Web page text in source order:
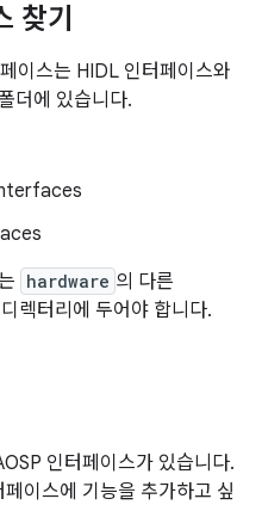
찾기
이스는 HIDL 인터페이스와
폴더에 있습니다.
hardware 의 다른
렉터리에 두어야 합니다.
인터페이스가 있습니다.
이스에 기능을 추가하고 싶